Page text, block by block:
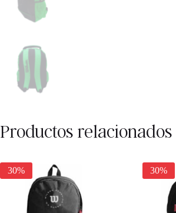
Productos relacionados
30% 30%